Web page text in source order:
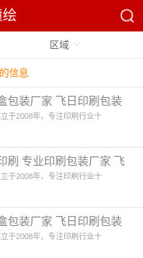
区域
信息
包装厂家 飞日印刷包装
于2008年，专注印刷行业十
刷 专业印刷包装厂家 飞
于2008年，专注印刷行业十
包装厂家 飞日印刷包装
于2008年，专注印刷行业十